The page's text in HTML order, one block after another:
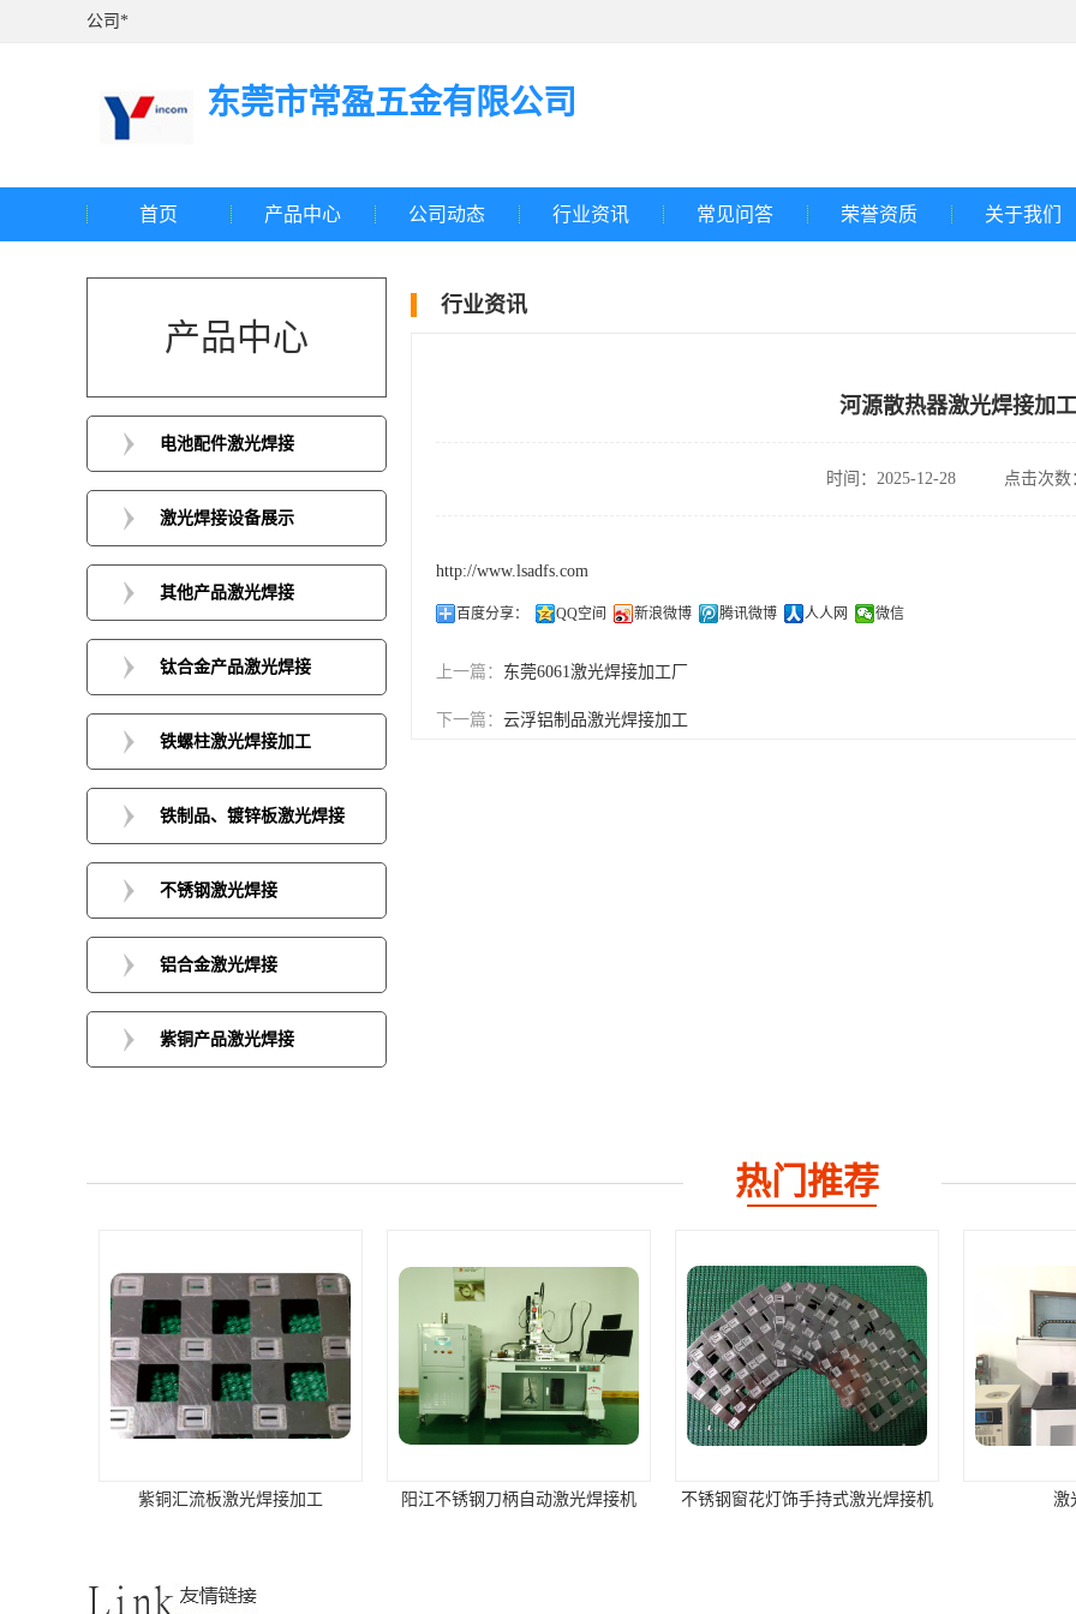
公司*
东莞市常盈五金有限公司
首页 产品中心 公司动态 行业资讯 常见问答 荣誉资质 关于我们
产品中心
电池配件激光焊接
激光焊接设备展示
其他产品激光焊接
钛合金产品激光焊接
铁螺柱激光焊接加工
铁制品、镀锌板激光焊接
不锈钢激光焊接
铝合金激光焊接
紫铜产品激光焊接
行业资讯
河源散热器激光焊接加工
时间：2025-12-28 点击次数
http://www.lsadfs.com
百度分享： QQ空间 新浪微博 腾讯微博 人人网 微信
上一篇： 东莞6061激光焊接加工厂
下一篇： 云浮铝制品激光焊接加工
热门推荐
紫铜汇流板激光焊接加工 阳江不锈钢刀柄自动激光焊接机 不锈钢窗花灯饰手持式激光焊接机 激